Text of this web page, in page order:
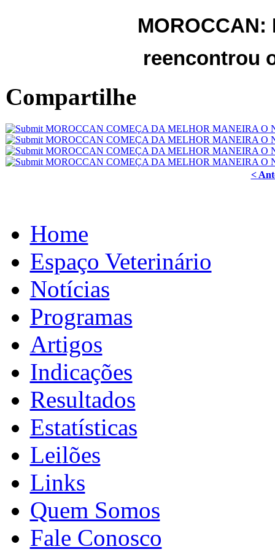
reencontrou
Compartilhe
<
Home
Espaço Veterinário
Notícias
Programas
Artigos
Indicações
Resultados
Estatísticas
Leilões
Links
Quem Somos
Fale Conosco